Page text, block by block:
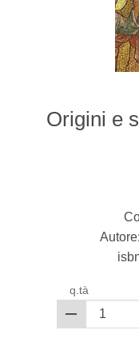
Origini e
q.tà